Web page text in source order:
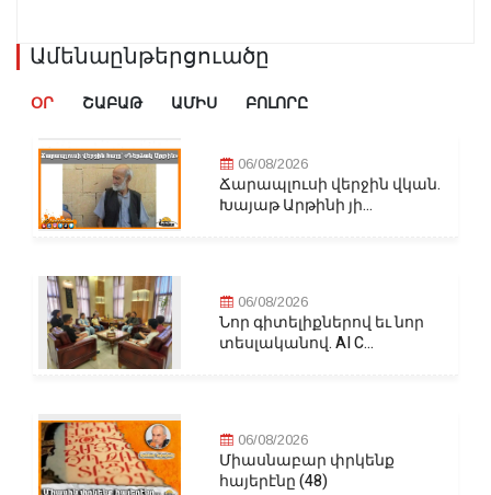
Ամենաընթերցուածը
ՕՐ ՇԱԲԱԹ ԱՄԻՍ ԲՈԼՈՐԸ
06/08/2026
Ճարապլուսի վերջին վկան.
Խայաթ Արթինի յի...
06/08/2026
Նոր գիտելիքներով եւ նոր
տեսլականով. AI C...
06/08/2026
Միասնաբար փրկենք
հայերէնը (48)